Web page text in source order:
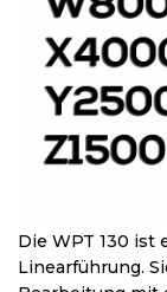
Die WPT 130
Linearführung.